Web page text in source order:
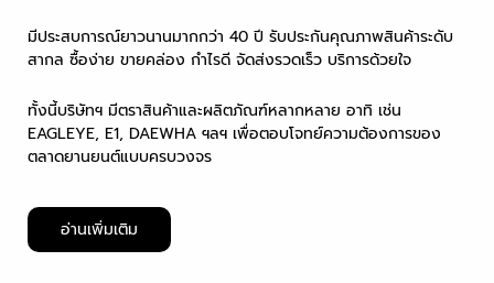
มีประสบการณ์ยาวนานมากกว่า 40 ปี รับประกันคุณภาพสินค้าระดับ
สากล ซื้อง่าย ขายคล่อง กำไรดี จัดส่งรวดเร็ว บริการด้วยใจ
ทั้งนี้บริษัทฯ มีตราสินค้าและผลิตภัณฑ์หลากหลาย อาทิ เช่น
EAGLEYE, E1, DAEWHA ฯลฯ เพื่อตอบโจทย์ความต้องการของ
ตลาดยานยนต์แบบครบวงจร
อ่านเพิ่มเติม